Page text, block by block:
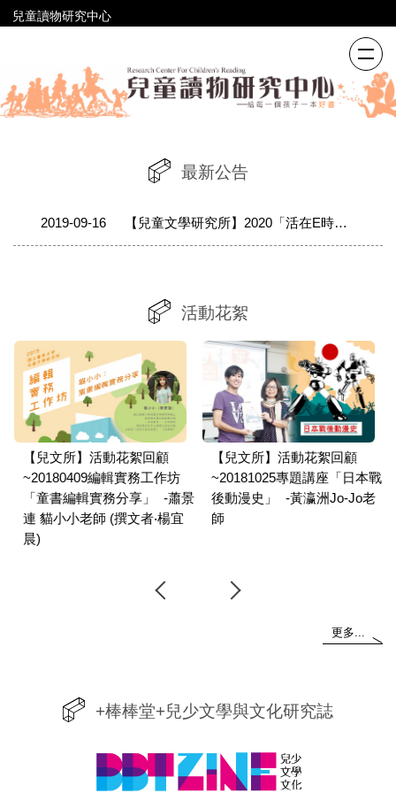
跳
到
內
容
兒童讀物研究中心
最新公告
2019-09-16 【兒童文學研究所】2020「活在E時代」研討會論文徵稿
活動花絮
【兒文所】活動花絮回顧
~20180409編輯實務工作坊
「童書編輯實務分享」 -蕭景
連 貓小小老師 (撰文者‧楊宜
晨)
【兒文所】活動花絮回顧
~20181025專題講座「日本戰
後動漫史」 -黃瀛洲Jo-Jo老
師
更多...
+棒棒堂+兒少文學與文化研究誌